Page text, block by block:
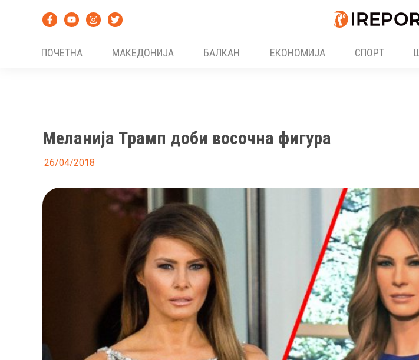
ПОЧЕТНА
МАКЕДОНИЈА БАЛКАН ЕКОНОМИЈА СПОРТ
Меланија Трамп доби восочна фигура
26/04/2018